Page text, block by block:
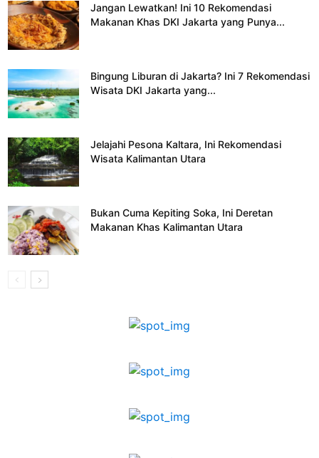
Jangan Lewatkan! Ini 10 Rekomendasi
Makanan Khas DKI Jakarta yang Punya...
Bingung Liburan di Jakarta? Ini 7 Rekomendasi
Wisata DKI Jakarta yang...
Jelajahi Pesona Kaltara, Ini Rekomendasi
Wisata Kalimantan Utara
Bukan Cuma Kepiting Soka, Ini Deretan
Makanan Khas Kalimantan Utara